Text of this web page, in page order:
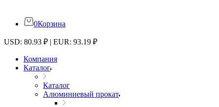
0Корзина
USD: 80.93 ₽ | EUR: 93.19 ₽
Компания
Каталог
Каталог
Алюминиевый прокат